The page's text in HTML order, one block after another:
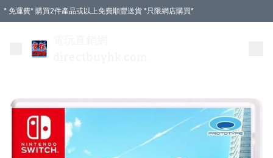
* 免運費* 購買2件產品或以上免費順豐送貨 *只限網店購買*